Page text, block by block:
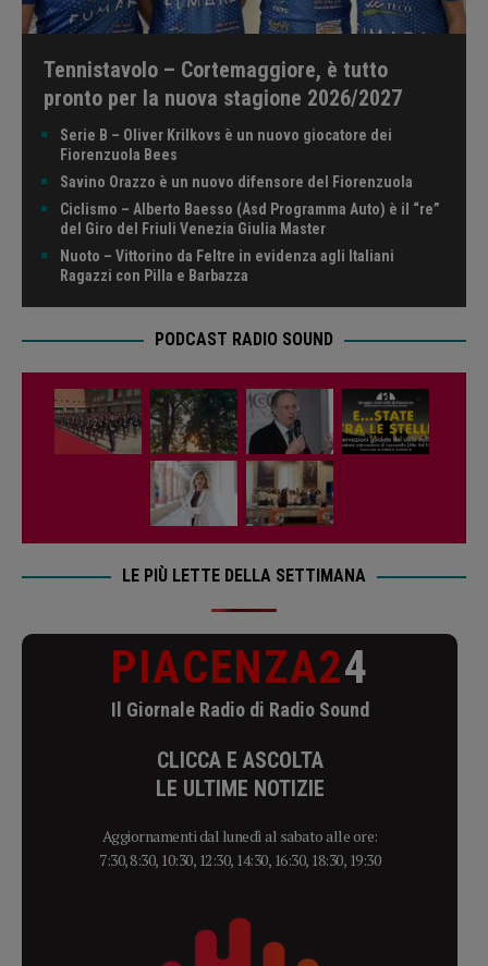
Tennistavolo – Cortemaggiore, è tutto
pronto per la nuova stagione 2026/2027
Serie B – Oliver Krilkovs è un nuovo giocatore dei
Fiorenzuola Bees
Savino Orazzo è un nuovo difensore del Fiorenzuola
Ciclismo – Alberto Baesso (Asd Programma Auto) è il “re”
del Giro del Friuli Venezia Giulia Master
Nuoto – Vittorino da Feltre in evidenza agli Italiani
Ragazzi con Pilla e Barbazza
PODCAST RADIO SOUND
LE PIÙ LETTE DELLA SETTIMANA
PIACENZA24
Il Giornale Radio di Radio Sound
CLICCA E ASCOLTA
LE ULTIME NOTIZIE
Aggiornamenti dal lunedì al sabato alle ore:
7:30, 8:30, 10:30, 12:30, 14:30, 16:30, 18:30, 19:30